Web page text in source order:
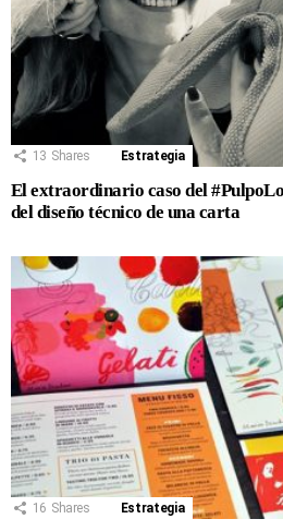
13 Shares Estrategia
El extraordinario caso del
del diseño técnico de una carta
16 Shares Estrategia